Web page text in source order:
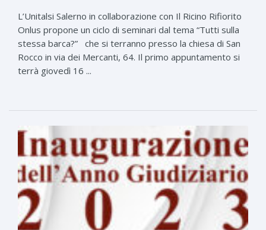
L’Unitalsi Salerno in collaborazione con Il Ricino Rifiorito
Onlus propone un ciclo di seminari dal tema “Tutti sulla
stessa barca?” che si terranno presso la chiesa di San
Rocco in via dei Mercanti, 64. Il primo appuntamento si
terrà giovedì 16 ...